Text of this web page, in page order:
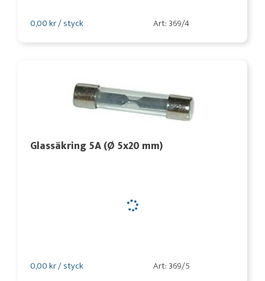
0,00 kr / styck Art: 369/4
Glassäkring 5A (Ø 5x20 mm)
0,00 kr / styck Art: 369/5